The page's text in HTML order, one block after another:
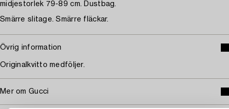
midjestorlek 79-89 cm. Dustbag.
Smärre slitage. Smärre fläckar.
Övrig information
Originalkvitto medföljer.
Mer om Gucci